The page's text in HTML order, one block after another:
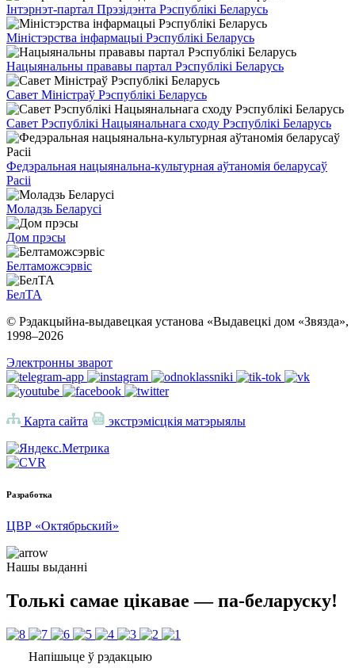
Інтэрнэт-партал Прэзідэнта Рэспублікі Беларусь
Міністэрства інфармацыі Рэспублікі Беларусь
Нацыянальны прававы партал Рэспублікі Беларусь
Савет Міністраў Рэспублікі Беларусь
Савет Рэспублікі Нацыянальнага сходу Рэспублікі Беларусь
Федэральная нацыянальна-культурная аўтаномія беларусаў
Расіі
Моладзь Беларусі
Дом прэсы
Белтаможсэрвіс
БелТА
© Рэдакцыйна-выдавецкая установа «Выдавецкі дом «Звязда»,
1998–2026
Электронны зварот
Карта сайта экстрэмісцкія матэрыялы
Разработка
ЦВР «Октябрьский»
Нашы выданні
Толькі самае цікавае — па-беларуску!
Напішыце ў рэдакцыю